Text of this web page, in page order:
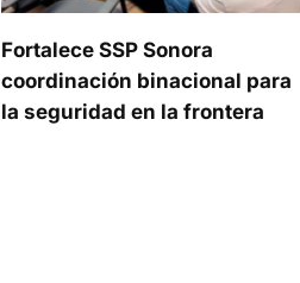
Fortalece SSP Sonora
coordinación binacional para
la seguridad en la frontera